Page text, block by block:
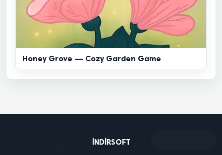
Honey Grove — Cozy Garden Game
INDIRSOFT